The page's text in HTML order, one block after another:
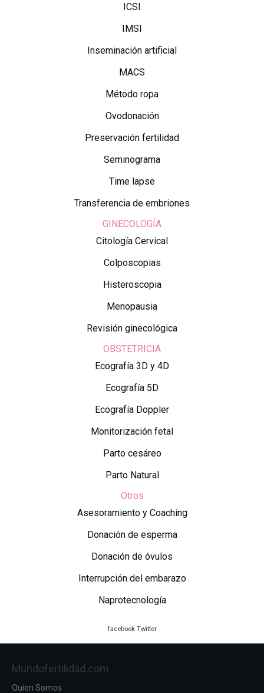
ICSI
IMSI
Inseminación artificial
MACS
Método ropa
Ovodonación
Preservación fertilidad
Seminograma
Time lapse
Transferencia de embriones
GINECOLOGÍA
Citología Cervical
Colposcopias
Histeroscopia
Menopausia
Revisión ginecológica
OBSTETRICIA
Ecografía 3D y 4D
Ecografía 5D
Ecografía Doppler
Monitorización fetal
Parto cesáreo
Parto Natural
Otros
Asesoramiento y Coaching
Donación de esperma
Donación de óvulos
Interrupción del embarazo
Naprotecnología
facebook Twitter
Mundofertilidad.com
Quien Somos